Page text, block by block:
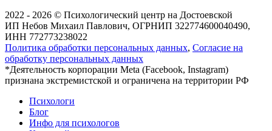
2022 - 2026 © Психологический центр на Достоевской
ИП Небов Михаил Павлович, ОГРНИП 322774600040490,
ИНН 772773238022
Политика обработки персональных данных, Согласие на
обработку персональных данных
*Деятельность корпорации Meta (Facebook, Instagram)
признана экстремистской и ограничена на территории РФ
Психологи
Блог
Инфо для психологов